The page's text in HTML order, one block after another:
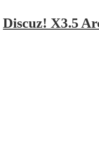
Discuz! X3.5